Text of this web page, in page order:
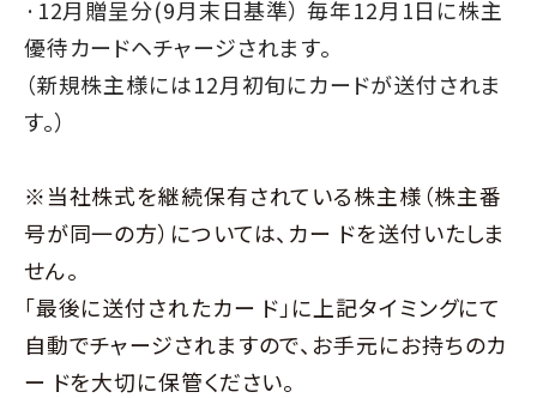
·12月贈呈分(9月末日基準） 毎年12月1日に株主
優待カードヘチャージされます。
（新規株主様には12月初旬にカードが送付されま
す。）
※当社株式を継続保有されている株主様（株主番
号が同一の方）については、カー ドを送付いたしま
せん。
「最後に送付されたカー ド」に上記タイミングにて
自動でチャージされますので、お手元にお持ちのカ
ー ドを大切に保管ください。